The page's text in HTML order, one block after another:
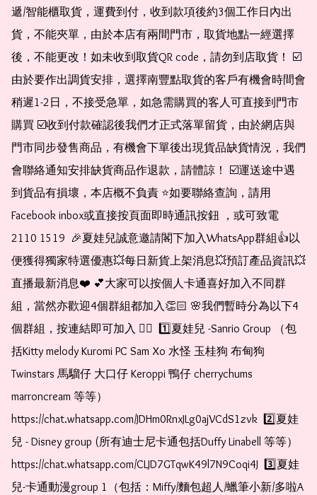
遞/智能櫃取貨，運費到付，收到款項後約3個工作日內出
貨，不能夾單，由於本店有兩間門市，取貨地點一經選擇
後，不能更改！如未收到取貨QR code，請勿到店取貨！ ☑️
由於要作出調貨安排，選擇南豐點取貨的客戶有機會時間會
稍遲1-2日，不接受急單，如急需購買的客人可直接到門市
購買 ☑️收到付款確認後我們才正式落單留貨，由於網店與
門市同步發售商品，有機會下單後出現貨品缺貨情況，我們
會聯絡通知安排缺貨商品作退款，請體諒！ ☑️運送途中遇
到貨品有損壞，本店概不負責 ⭐️如要聯絡查詢，請用
Facebook inbox或直接按頁面即時通訊按鈕 ，或可致電
2110 1519  🎉夏娃兒誠意邀請閣下加入WhatsApp群組👍以
便獲得獨家特選優惠💥每日新貨上架消息💥預訂產品資訊💥
直播最新消息❤️ 💕大家可以按個人卡通喜好加入不同群
組，當然亦歡迎4個群組都加入👏🏻 🌸我們暫時分為以下4
個群組，按連結即可加入 👇🏻  1️⃣夏娃兒 -Sanrio Group （包
括Kitty melody Kuromi PC Sam Xo 水怪 玉桂狗 布甸狗
Twinstars 馬騮仔 大口仔 Keroppi 鴨仔 cherrychums
marroncream 等等）
https://chat.whatsapp.com/JDHm0RnxJLg0ajVCdS1zvk  2️⃣夏娃
兒 - Disney group (所有迪士尼卡通包括Duffy Linabell 等等）
https://chat.whatsapp.com/CLJD7GTqwK49l7N9Coqi4J  3️⃣夏娃
兒-卡通動漫group 1（包括：Miffy/麵包超人/蠟筆小新/多啦A